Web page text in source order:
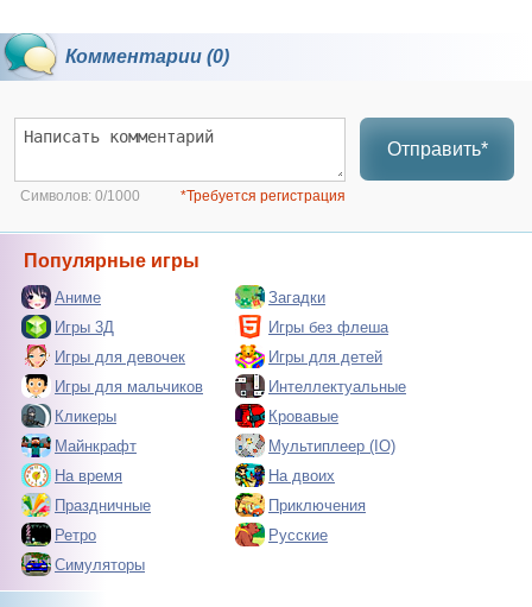
Комментарии (0)
Отправить*
Символов: 0/1000 *Требуется регистрация
Популярные игры
Аниме
Загадки
Игры 3Д
Игры без флеша
Игры для девочек
Игры для детей
Игры для мальчиков
Интеллектуальные
Кликеры
Кровавые
Майнкрафт
Мультиплеер (IO)
На время
На двоих
Праздничные
Приключения
Ретро
Русские
Симуляторы